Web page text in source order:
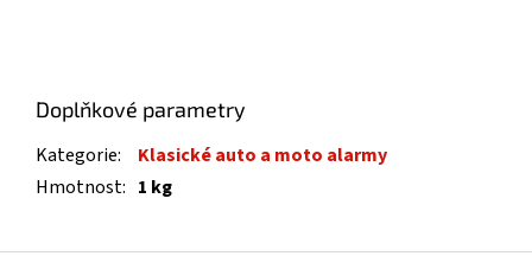
Doplňkové parametry
Kategorie:
Klasické auto a moto alarmy
Hmotnost: 1 kg